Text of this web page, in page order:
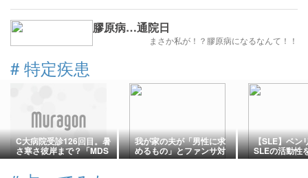
膠原病…通院日
まさか私が！？膠原病になるなんて！！
# 特定疾患
C大病院受診126回目。暑
さ寒さ彼岸まで？「MDS
患者iPSで病態再現、遺伝
我が家の夫が「男性に求
めるもの」とファンサ対
策
【SLE】ベン
SLEの活動性
ステロイドを